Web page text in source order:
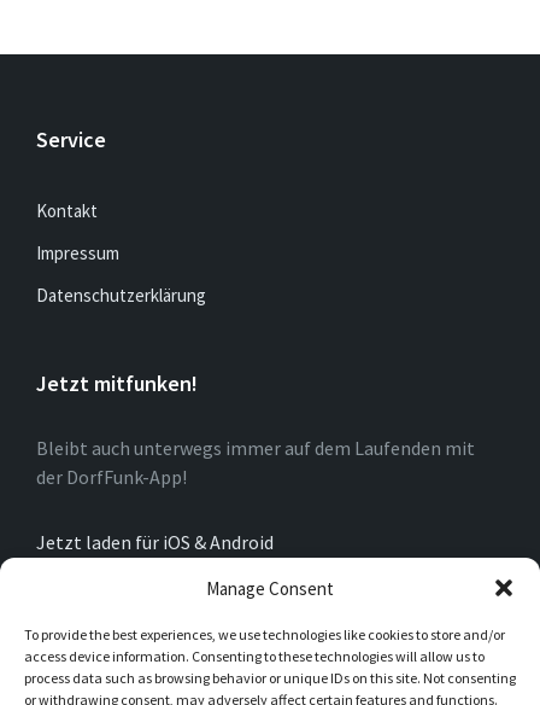
Manage Consent
To provide the best experiences, we use technologies like cookies to store and/or
access device information. Consenting to these technologies will allow us to
process data such as browsing behavior or unique IDs on this site. Not consenting
or withdrawing consent, may adversely affect certain features and functions.
Service
Kontakt
Impressum
Datenschutzerklärung
Jetzt mitfunken!
Bleibt auch unterwegs immer auf dem Laufenden mit
der DorfFunk-App!
Jetzt laden für iOS & Android
Über Oberkirchen
Das Dorf Oberkirchen ist ein Stadtteil der Stadt